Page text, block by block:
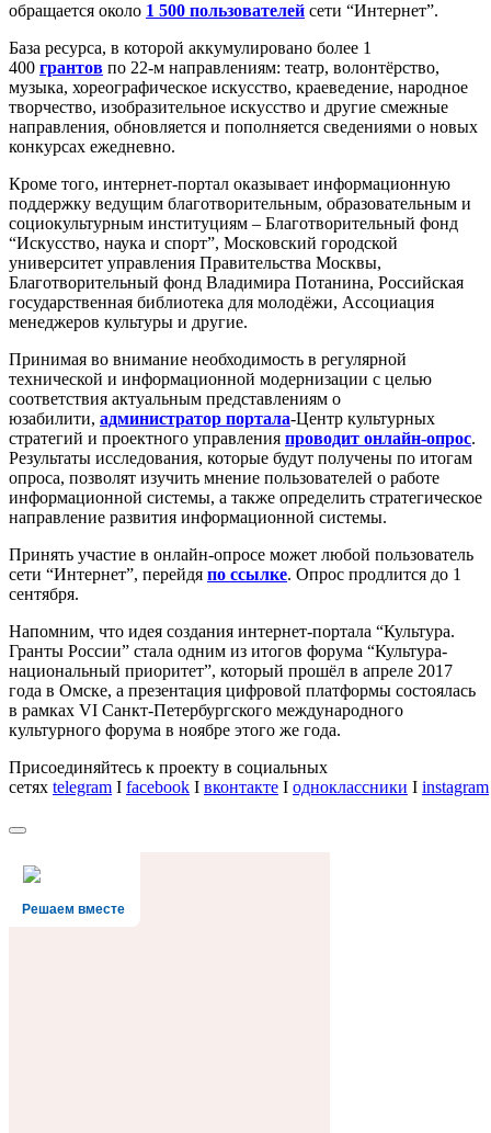
обращается около 1 500 пользователей сети “Интернет”.
База ресурса, в которой аккумулировано более 1
400 грантов по 22-м направлениям: театр, волонтёрство,
музыка, хореографическое искусство, краеведение, народное
творчество, изобразительное искусство и другие смежные
направления, обновляется и пополняется сведениями о новых
конкурсах ежедневно.
Кроме того, интернет-портал оказывает информационную
поддержку ведущим благотворительным, образовательным и
социокультурным институциям – Благотворительный фонд
“Искусство, наука и спорт”, Московский городской
университет управления Правительства Москвы,
Благотворительный фонд Владимира Потанина, Российская
государственная библиотека для молодёжи, Ассоциация
менеджеров культуры и другие.
Принимая во внимание необходимость в регулярной
технической и информационной модернизации с целью
соответствия актуальным представлениям о
юзабилити, администратор портала-Центр культурных
стратегий и проектного управления проводит онлайн-опрос.
Результаты исследования, которые будут получены по итогам
опроса, позволят изучить мнение пользователей о работе
информационной системы, а также определить стратегическое
направление развития информационной системы.
Принять участие в онлайн-опросе может любой пользователь
сети “Интернет”, перейдя по ссылке. Опрос продлится до 1
сентября.
Напомним, что идея создания интернет-портала “Культура.
Гранты России” стала одним из итогов форума “Культура-
национальный приоритет”, который прошёл в апреле 2017
года в Омске, а презентация цифровой платформы состоялась
в рамках VI Санкт-Петербургского международного
культурного форума в ноябре этого же года.
Присоединяйтесь к проекту в социальных
сетях telegram I facebook I вконтакте I одноклассники I instagram
Решаем вместе